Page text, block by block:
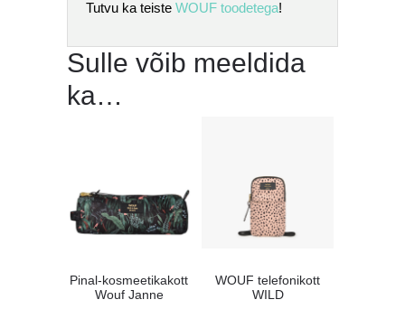
Tutvu ka teiste WOUF toodetega!
Sulle võib meeldida
ka…
Pinal-kosmeetikakott
Wouf Janne
WOUF telefonikott
WILD